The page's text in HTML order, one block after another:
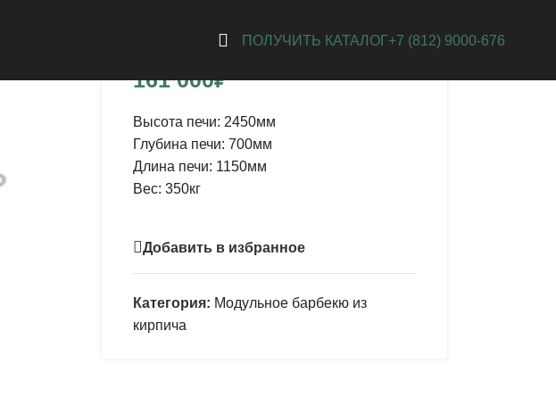
ПОЛУЧИТЬ КАТАЛОГ+7 (812) 9000-676
Казан с дымоходом
161 000₽
Высота печи: 2450мм
Глубина печи: 700мм
Длина печи: 1150мм
Вес: 350кг
Добавить в избранное
Категория: Модульное барбекю из
кирпича